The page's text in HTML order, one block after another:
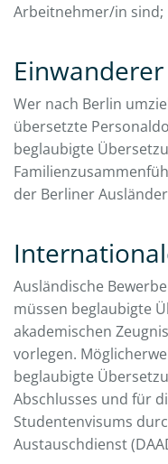
Arbeitnehmer/in sind;
Einwanderer
Wer nach Berlin
übersetzte
beglaubigte
der Berliner
Ausländische
müssen beglaubigte
akademischen
vorlegen.
beglaubigte
Abschlusses und für
Studentenvisums
Austauschdienst